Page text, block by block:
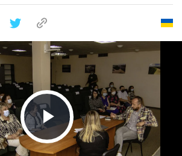
Play Video